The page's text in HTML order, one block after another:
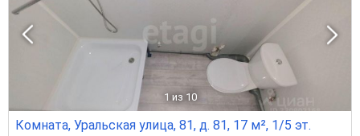
1 из 10
Комната, Уральская улица, 81, д. 81, 17 м², 1/5 эт.